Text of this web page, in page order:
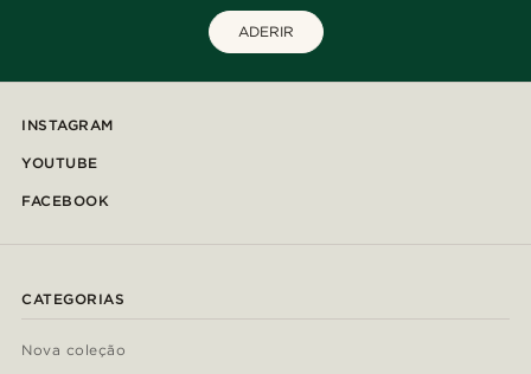
ADERIR
INSTAGRAM
YOUTUBE
FACEBOOK
CATEGORIAS
Nova coleção